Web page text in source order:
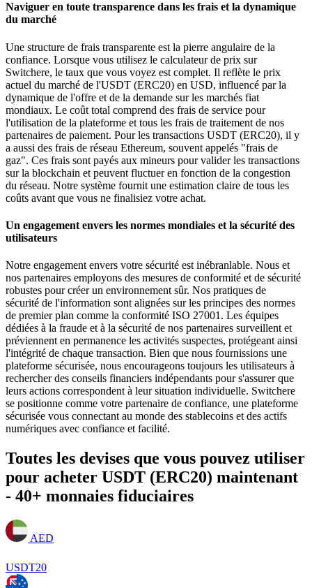
Naviguer en toute transparence dans les frais et la dynamique
du marché
Une structure de frais transparente est la pierre angulaire de la
confiance. Lorsque vous utilisez le calculateur de prix sur
Switchere, le taux que vous voyez est complet. Il reflète le prix
actuel du marché de l'USDT (ERC20) en USD, influencé par la
dynamique de l'offre et de la demande sur les marchés fiat
mondiaux. Le coût total comprend des frais de service pour
l'utilisation de la plateforme et tous les frais de traitement de nos
partenaires de paiement. Pour les transactions USDT (ERC20), il y
a aussi des frais de réseau Ethereum, souvent appelés "frais de
gaz". Ces frais sont payés aux mineurs pour valider les transactions
sur la blockchain et peuvent fluctuer en fonction de la congestion
du réseau. Notre système fournit une estimation claire de tous les
coûts avant que vous ne finalisiez votre achat.
Un engagement envers les normes mondiales et la sécurité des
utilisateurs
Notre engagement envers votre sécurité est inébranlable. Nous et
nos partenaires employons des mesures de conformité et de sécurité
robustes pour créer un environnement sûr. Nos pratiques de
sécurité de l'information sont alignées sur les principes des normes
de premier plan comme la conformité ISO 27001. Les équipes
dédiées à la fraude et à la sécurité de nos partenaires surveillent et
préviennent en permanence les activités suspectes, protégeant ainsi
l'intégrité de chaque transaction. Bien que nous fournissions une
plateforme sécurisée, nous encourageons toujours les utilisateurs à
rechercher des conseils financiers indépendants pour s'assurer que
leurs actions correspondent à leur situation individuelle. Switchere
se positionne comme votre partenaire de confiance, une plateforme
sécurisée vous connectant au monde des stablecoins et des actifs
numériques avec confiance et facilité.
Toutes les devises que vous pouvez utiliser
pour acheter USDT (ERC20) maintenant
- 40+ monnaies fiduciaires
AED
USDT20